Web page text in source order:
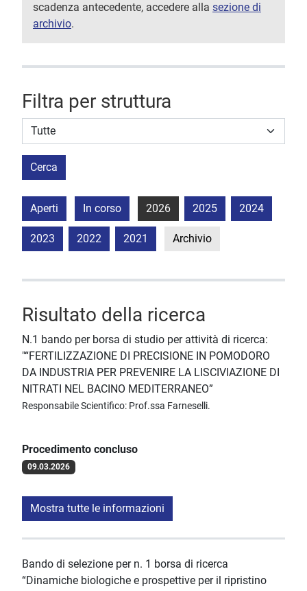
scadenza antecedente, accedere alla sezione di
archivio.
Filtra per struttura
Struttura stipulante
Cerca
Aperti In corso 2026 2025 2024
2023 2022 2021 Archivio
Risultato della ricerca
N.1 bando per borsa di studio per attività di ricerca:
"“FERTILIZZAZIONE DI PRECISIONE IN POMODORO
DA INDUSTRIA PER PREVENIRE LA LISCIVIAZIONE DI
NITRATI NEL BACINO MEDITERRANEO”
Responsabile Scientifico: Prof.ssa Farneselli.
Procedimento concluso
09.03.2026
Mostra tutte le informazioni
Bando di selezione per n. 1 borsa di ricerca
“Dinamiche biologiche e prospettive per il ripristino